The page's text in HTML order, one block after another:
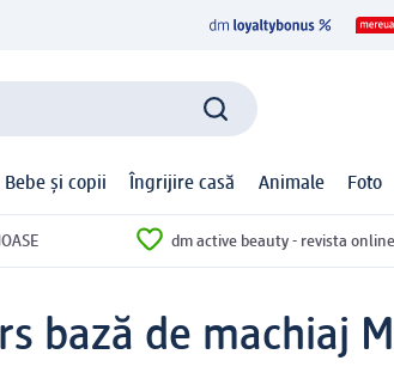
Bebe și copii Îngrijire casă Animale Foto
dm active beauty - revista
bază de machiaj